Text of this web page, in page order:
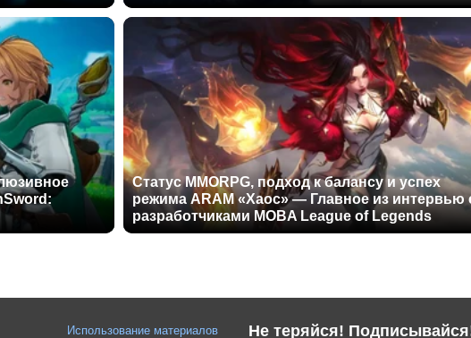
Статус MMORPG, подход к балансу и успех
режима ARAM «Хаос» — Главное из интервью
разработчиками MOBA League of Legends
Не теряйся!
Использование материалов